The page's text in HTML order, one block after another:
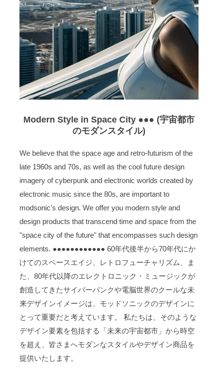
Modern Style in Space City ●●● (宇宙都市
のモダンスタイル)
We believe that the space age and retro-futurism of the
late 1960s and 70s, as well as the cool future design
imagery of cyberpunk and electronic worlds created by
electronic music since the 80s, are important to
modsonic's design. We offer you modern style and
design products that transcend time and space from the
"space city of the future" that encompasses such design
elements. ●●●●●●●●●●●● 60年代後半から70年代にか
けてのスペースエイジ、レトロフューチャリズム、ま
た、80年代以降のエレクトロニック・ミュージックが
創造してきたサイバーパンクや電脳世界のクールな未
来デザインイメージは、モッドソニックのデザインに
とって重要だと考えています。 私たちは、そのような
デザイン要素を包括する「未来の宇宙都市」から時空
を超え、皆さまへモダンなスタイルやデザイン商品を
提供いたします。